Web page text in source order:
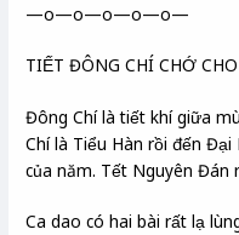
—o—o—o—o—o—
TIẾT ĐÔNG CHÍ CHỚ
Đông Chí là tiết khí giữa
Chí là Tiểu Hàn rồi đến
của năm. Tết Nguyên Đán
Ca dao có hai bài rất lạ